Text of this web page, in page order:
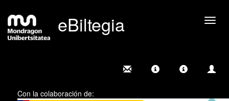
eBiltegia
Con la colaboración de: